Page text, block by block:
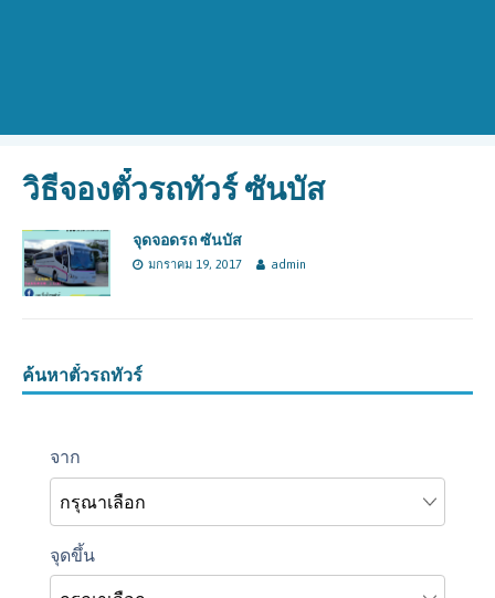
วิธีจองตั๋วรถทัวร์ ซันบัส
จุดจอดรถ ซันบัส
มกราคม 19, 2017 admin
ค้นหาตั๋วรถทัวร์